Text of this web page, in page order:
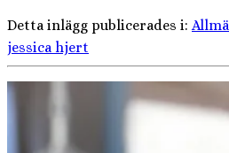
Detta inlägg publicerades i:
jessica hjert